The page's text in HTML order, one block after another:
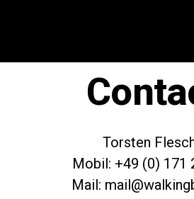
Torsten
Mobil: +49 (0) 171
Mail: